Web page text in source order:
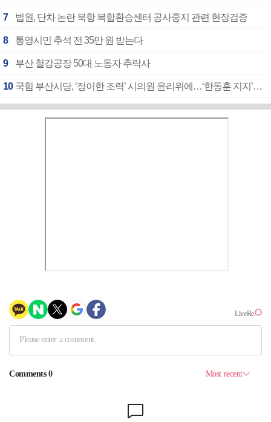
7 법원, 단차 논란 북항 복합환승센터 공사중지 관련 현장검증
8 통영시민 추석 전 35만 원 받는다
9 부산 철강공장 50대 노동자 추락사
10 국힘 부산시당, ‘정이한 조력’ 시의원 윤리위에…‘한동훈 지지’도 신고접수